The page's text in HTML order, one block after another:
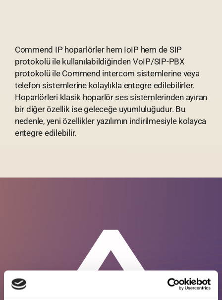
Commend IP hoparlörler hem IoIP hem de SIP
protokolü ile kullanılabildiğinden VoIP/SIP-PBX
protokolü ile Commend intercom sistemlerine veya
telefon sistemlerine kolaylıkla entegre edilebilirler.
Hoparlörleri klasik hoparlör ses sistemlerinden ayıran
bir diğer özellik ise geleceğe uyumluluğudur. Bu
nedenle, yeni özellikler yazılımın indirilmesiyle kolayca
entegre edilebilir.